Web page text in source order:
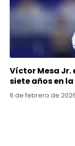
Víctor Mesa Jr.
siete años en
6 de febrero de